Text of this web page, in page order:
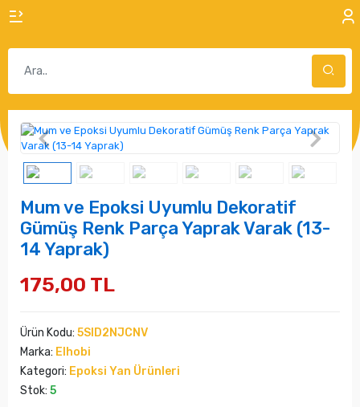
Mum ve Epoksi Uyumlu Dekoratif
Gümüş Renk Parça Yaprak Varak (13-
14 Yaprak)
175,00 TL
Ürün Kodu: 5SID2NJCNV
Marka: Elhobi
Kategori: Epoksi Yan Ürünleri
Stok: 5